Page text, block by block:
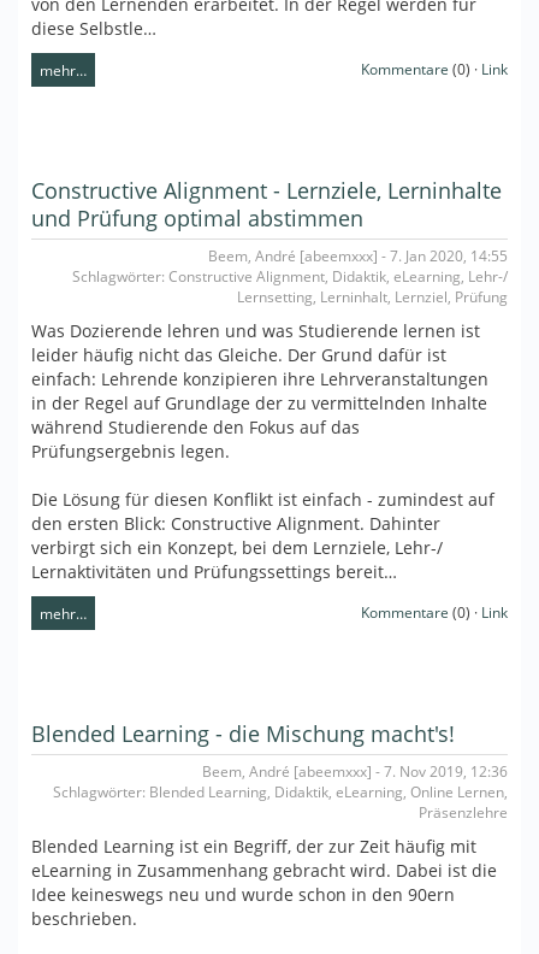
diese Selbstle…
mehr… Kommentare (0) · Link
Constructive Alignment - Lernziele, Lerninhalte
und Prüfung optimal abstimmen
Beem, André [abeemxxx] - 7. Jan 2020, 14:55
Schlagwörter: Constructive Alignment, Didaktik, eLearning, Lehr-/
Lernsetting, Lerninhalt, Lernziel, Prüfung
Was Dozierende lehren und was Studierende lernen ist
leider häufig nicht das Gleiche. Der Grund dafür ist
einfach: Lehrende konzipieren ihre Lehrveranstaltungen
in der Regel auf Grundlage der zu vermittelnden Inhalte
während Studierende den Fokus auf das
Prüfungsergebnis legen.
Die Lösung für diesen Konflikt ist einfach - zumindest auf
den ersten Blick: Constructive Alignment. Dahinter
verbirgt sich ein Konzept, bei dem Lernziele, Lehr-/
Lernaktivitäten und Prüfungssettings bereit…
mehr… Kommentare (0) · Link
Blended Learning - die Mischung macht's!
Beem, André [abeemxxx] - 7. Nov 2019, 12:36
Schlagwörter: Blended Learning, Didaktik, eLearning, Online Lernen,
Präsenzlehre
Blended Learning ist ein Begriff, der zur Zeit häufig mit
eLearning in Zusammenhang gebracht wird. Dabei ist die
Idee keineswegs neu und wurde schon in den 90ern
beschrieben.